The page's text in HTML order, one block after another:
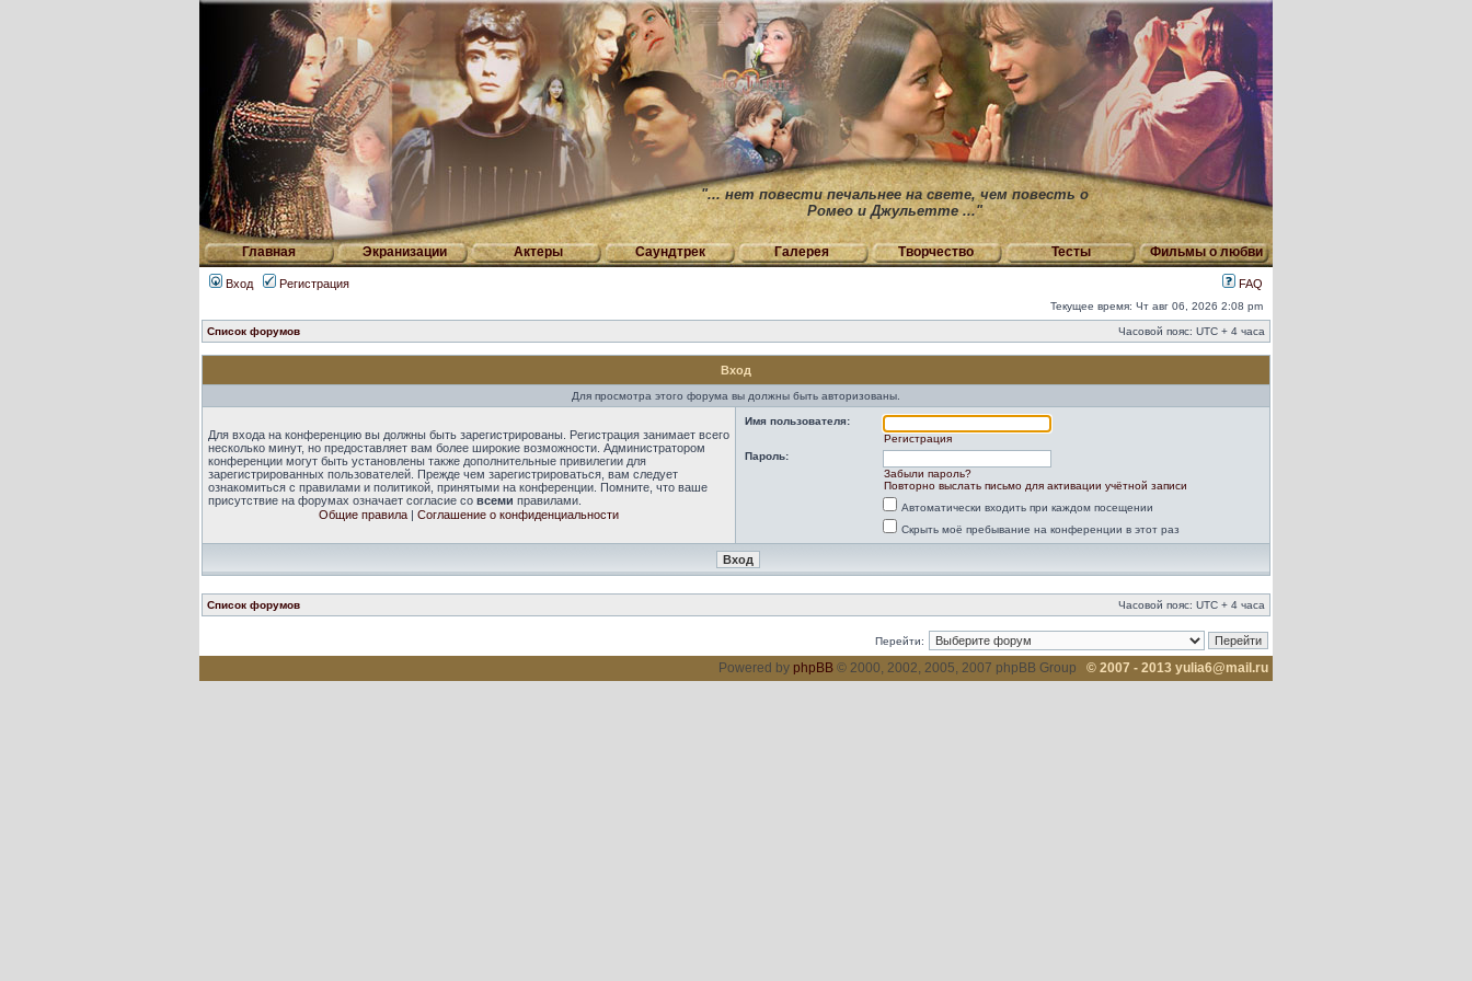
"... нет повести печальнее на свете, чем повесть о
Ромео и Джульетте ..."
Главная Экранизации Актеры Саундтрек Галерея Творчество Тесты Фильмы о любви
Вход Регистрация FAQ
Текущее время: Чт авг 06, 2026 2:08 pm
Список форумов Часовой пояс: UTC + 4 часа
Вход
Для просмотра этого форума вы должны быть авторизованы.
Для входа на конференцию вы должны быть зарегистрированы. Регистрация занимает всего
несколько минут, но предоставляет вам более широкие возможности. Администратором
конференции могут быть установлены также дополнительные привилегии для
зарегистрированных пользователей. Прежде чем зарегистрироваться, вам следует
ознакомиться с правилами и политикой, принятыми на конференции. Помните, что ваше
присутствие на форумах означает согласие со всеми правилами.
Общие правила | Соглашение о конфиденциальности
Имя пользователя:
Регистрация
Пароль:
Забыли пароль?
Повторно выслать письмо для активации учётной записи
Автоматически входить при каждом посещении
Скрыть моё пребывание на конференции в этот раз
Список форумов Часовой пояс: UTC + 4 часа
Перейти:
Powered by phpBB © 2000, 2002, 2005, 2007 phpBB Group © 2007 - 2013 yulia6@mail.ru